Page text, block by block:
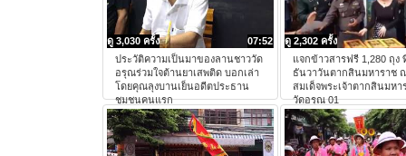
07:52
ดู 3,030 ครั้ง
ประวัติความเป็นมาของลานชาววัด
อรุณร่วมใจต้านยาเสพติด บอกเล่า
โดยคุณลุงบานเย็นอดีตประธาน
ชุมชนคนแรก
ดู 2,302 ครั้ง
แจกข้าวสารฟรี 1,280 ถุง
ธันวาวันตากสินมหาราช
สมเด็จพระเจ้าตากสินมหา
วัดอรุณ 01